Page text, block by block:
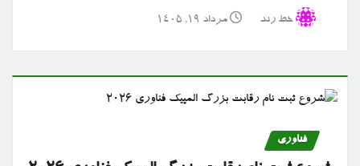
خط رند مرداد ۱۹, ۱۴۰۵
فناوری